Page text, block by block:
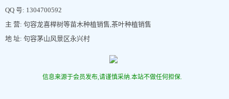
QQ 号: 1304700592
主 营: 句容龙喜榉树等苗木种植销售,茶叶种植销售
地 址: 句容茅山风景区永兴村
信息来源于会员发布,请谨慎采纳.本站不做任何担保.